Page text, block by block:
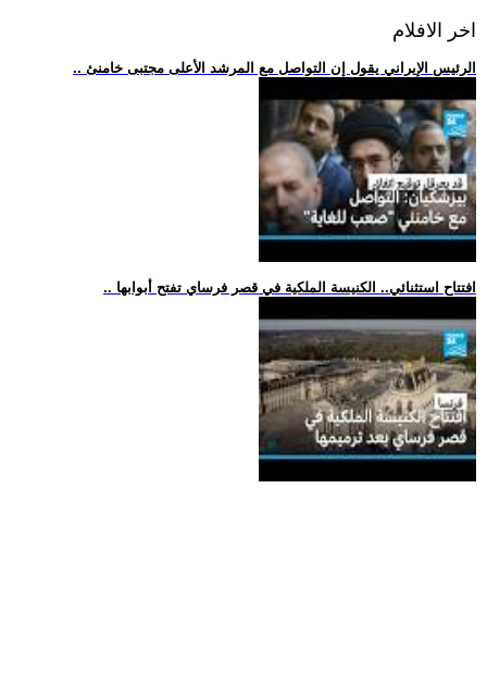
اخر الافلام
.. الرئيس الإيراني يقول إن التواصل مع المرشد الأعلى مجتبى خامنئ
.. افتتاح استثنائي.. الكنيسة الملكية في قصر فرساي تفتح أبوابها